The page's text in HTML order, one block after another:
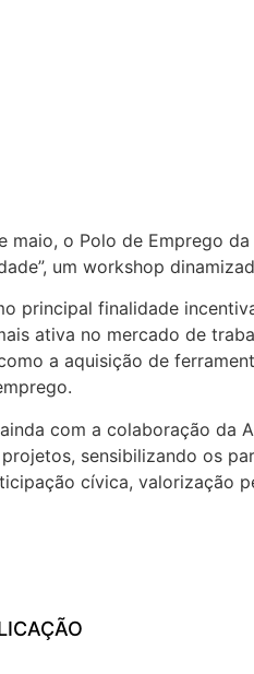
maio, o Polo de Emprego
um workshop
principal finalidade
ativa no mercado de
a aquisição de
com a colaboração da
sensibilizando os
cívica, valorização